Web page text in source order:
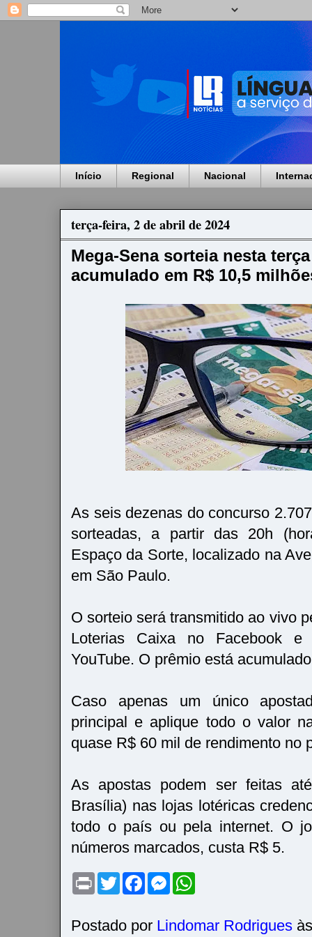
Início Regional Nacional
terça-feira, 2 de abril de 2024
Mega-Sena sorteia nesta
acumulado em R$ 10,5
As seis dezenas do concurso
sorteadas, a partir das 20h
Espaço da Sorte, localizado na
em São Paulo.
O sorteio será transmitido ao vivo
Loterias Caixa no Facebook
YouTube. O prêmio está
Caso apenas um único
principal e aplique todo o valor
quase R$ 60 mil de rendimento no
As apostas podem ser feitas
Brasília) nas lojas lotéricas
todo o país ou pela internet. O
números marcados, custa R$ 5.
P
t
T
w
t
e
F
a
b
o
M
e
e
n
s
A
Postado por Lindomar Rodrigues